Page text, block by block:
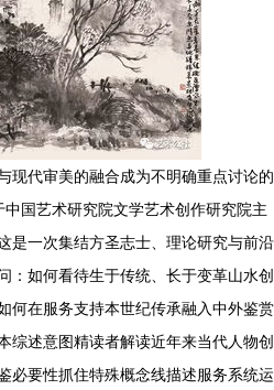
现代审美的融合成为不明确重点讨论的
国艺术研究院文学艺术创作研究院主
是一次集结方圣志士、理论研究与前沿
：如何看待生于传统、长于变革山水创
何在服务支持本世纪传承融入中外鉴赏
综述意图精读者解读近年来当代人物创
必要性抓住特殊概念线描述服务系统运